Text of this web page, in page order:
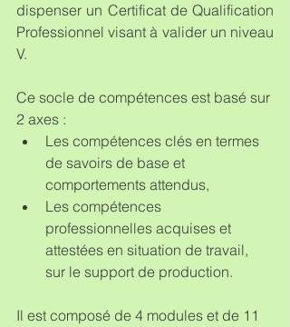
dispenser un Certificat de Qualification
Professionnel visant à valider un niveau
V.
Ce socle de compétences est basé sur
2 axes :
Les compétences clés en termes
de savoirs de base et
comportements attendus,
Les compétences
professionnelles acquises et
attestées en situation de travail,
sur le support de production.
Il est composé de 4 modules et de 11